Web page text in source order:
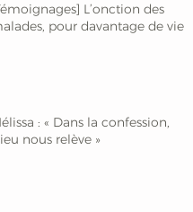
L’onction des
pour davantage de vie
: « Dans la confession,
nous relève »